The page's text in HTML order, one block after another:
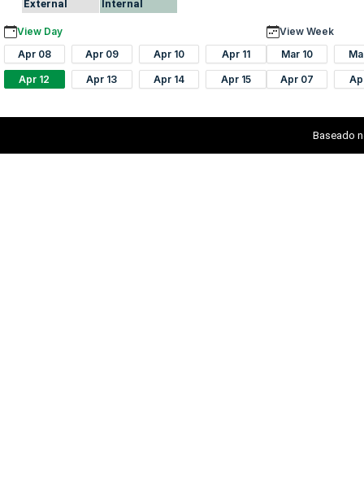
External
Internal
View Day
Apr 08
Apr 09 Apr 10 Apr 11
Apr 12 Apr 13 Apr 14 Apr 15
View Week
Mar 10
Apr 07
Baseado